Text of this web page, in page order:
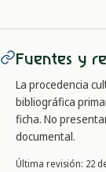
Fuentes y
La procedencia
bibliográfica
ficha. No
documental.
Última revisión: 22